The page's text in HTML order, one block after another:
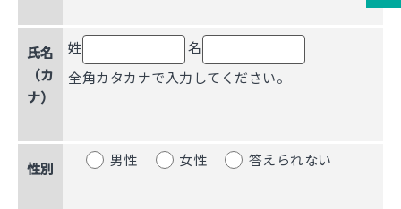
氏名
（カ
ナ）
姓
名
全角カタカナで入力してください。
性別
男性 女性 答えられない